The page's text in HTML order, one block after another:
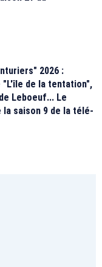
2026 :
"L'île de la tentation",
Leboeuf... Le
saison 9 de la télé-